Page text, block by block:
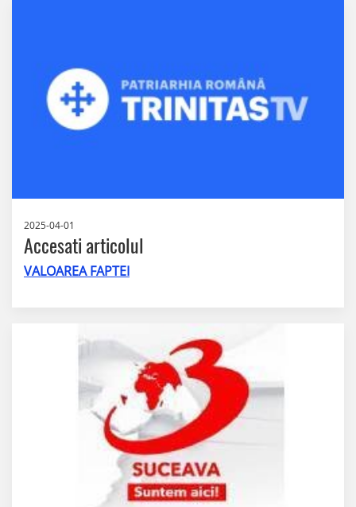
2025-04-01
Accesati articolul
VALOAREA FAPTEI